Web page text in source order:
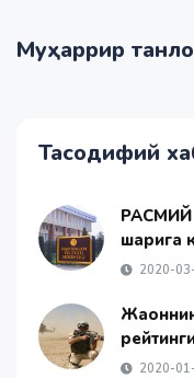
Муҳаррир
Тасодифий
РАСМИЙ
шаҳрига
2020-
2020-